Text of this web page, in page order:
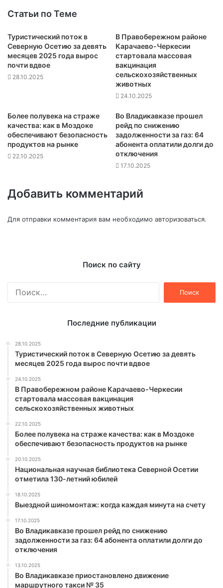
Статьи по Теме
Туристический поток в
Северную Осетию за девять
месяцев 2025 года вырос
почти вдвое
28.10.2025
В Правобережном районе
Карачаево-Черкесии
стартовала массовая
вакцинация
сельскохозяйственных
животных
24.10.2025
Более полувека на страже
качества: как в Моздоке
обеспечивают безопасность
продуктов на рынке
22.10.2025
Во Владикавказе прошел
рейд по снижению
задолженности за газ: 64
абонента оплатили долги до
отключения
17.10.2025
Добавить комментарий
Для отправки комментария вам необходимо авторизоваться.
Поиск по сайту
Последние публикации
28.10.2025
Туристический поток в Северную Осетию за девять
месяцев 2025 года вырос почти вдвое
24.10.2025
В Правобережном районе Карачаево-Черкесии
стартовала массовая вакцинация
сельскохозяйственных животных
22.10.2025
Более полувека на страже качества: как в Моздоке
обеспечивают безопасность продуктов на рынке
20.10.2025
Национальная научная библиотека Северной Осетии
отметила 130-летний юбилей
18.10.2025
Выездной шиномонтаж: когда каждая минута на счету
17.10.2025
Во Владикавказе прошел рейд по снижению
задолженности за газ: 64 абонента оплатили долги до
отключения
13.10.2025
Во Владикавказе приостановлено движение
маршрутного такси № 35